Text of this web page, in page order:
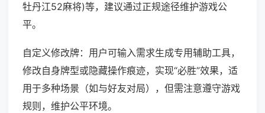
牡丹江52麻将)等，建议通过正规途径维护游戏公
平。
自定义修改牌：用户可输入需求生成专用辅助工具，
修改自身牌型或隐藏操作痕迹，实现“必胜”效果，适
用于多种场景（如与好友对局），但需注意遵守游戏
规则，维护公平环境。